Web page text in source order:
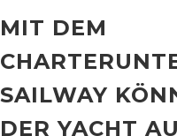
MIT DEM
SAILWAY
DER YACHT